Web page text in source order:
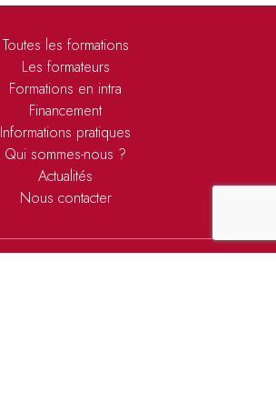
Toutes les formations
Les formateurs
Formations en intra
Financement
Informations pratiques
Qui sommes-nous ?
Actualités
Nous contacter